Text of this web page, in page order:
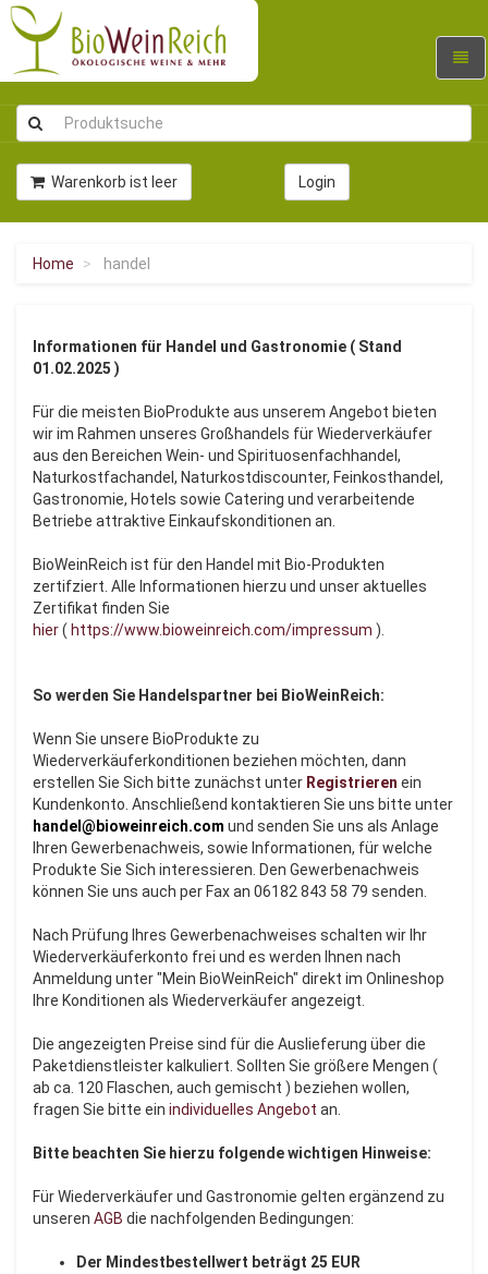
Warenkorb ist leer Login
Home handel
Informationen für Handel und Gastronomie ( Stand
01.02.2025 )
Für die meisten BioProdukte aus unserem Angebot bieten
wir im Rahmen unseres Großhandels für Wiederverkäufer
aus den Bereichen Wein- und Spirituosenfachhandel,
Naturkostfachandel, Naturkostdiscounter, Feinkosthandel,
Gastronomie, Hotels sowie Catering und verarbeitende
Betriebe attraktive Einkaufskonditionen an.
BioWeinReich ist für den Handel mit Bio-Produkten
zertifziert. Alle Informationen hierzu und unser aktuelles
Zertifikat finden Sie
hier( https://www.bioweinreich.com/impressum ).
So werden Sie Handelspartner bei BioWeinReich:
Wenn Sie unsere BioProdukte zu
Wiederverkäuferkonditionen beziehen möchten, dann
erstellen Sie Sich bitte zunächst unter Registrieren ein
Kundenkonto. Anschließend kontaktieren Sie uns bitte unter
handel@bioweinreich.com und senden Sie uns als Anlage
Ihren Gewerbenachweis, sowie Informationen, für welche
Produkte Sie Sich interessieren. Den Gewerbenachweis
können Sie uns auch per Fax an 06182 843 58 79 senden.
Nach Prüfung Ihres Gewerbenachweises schalten wir Ihr
Wiederverkäuferkonto frei und es werden Ihnen nach
Anmeldung unter "Mein BioWeinReich" direkt im Onlineshop
Ihre Konditionen als Wiederverkäufer angezeigt.
Die angezeigten Preise sind für die Auslieferung über die
Paketdienstleister kalkuliert. Sollten Sie größere Mengen (
ab ca. 120 Flaschen, auch gemischt ) beziehen wollen,
fragen Sie bitte ein individuelles Angebot an.
Bitte beachten Sie hierzu folgende wichtigen Hinweise:
Für Wiederverkäufer und Gastronomie gelten ergänzend zu
unseren AGB die nachfolgenden Bedingungen:
Der Mindestbestellwert beträgt 25 EUR